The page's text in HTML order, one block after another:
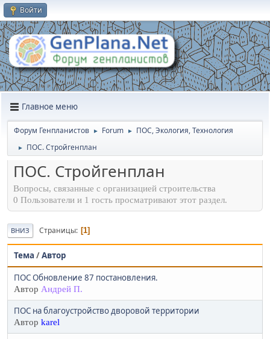
Войти
Главное меню
Форум Генпланистов ► Forum ► ПОС, Экология, Технология
► ПОС. Стройгенплан
ПОС. Стройгенплан
Вопросы, связанные с организацией строительства
0 Пользователи и 1 гость просматривают этот раздел.
ВНИЗ Страницы 1
Тема /Автор
ПОС Обновление 87 постановления.
Автор Андрей П.
ПОС на благоустройство дворовой территории
Автор karel